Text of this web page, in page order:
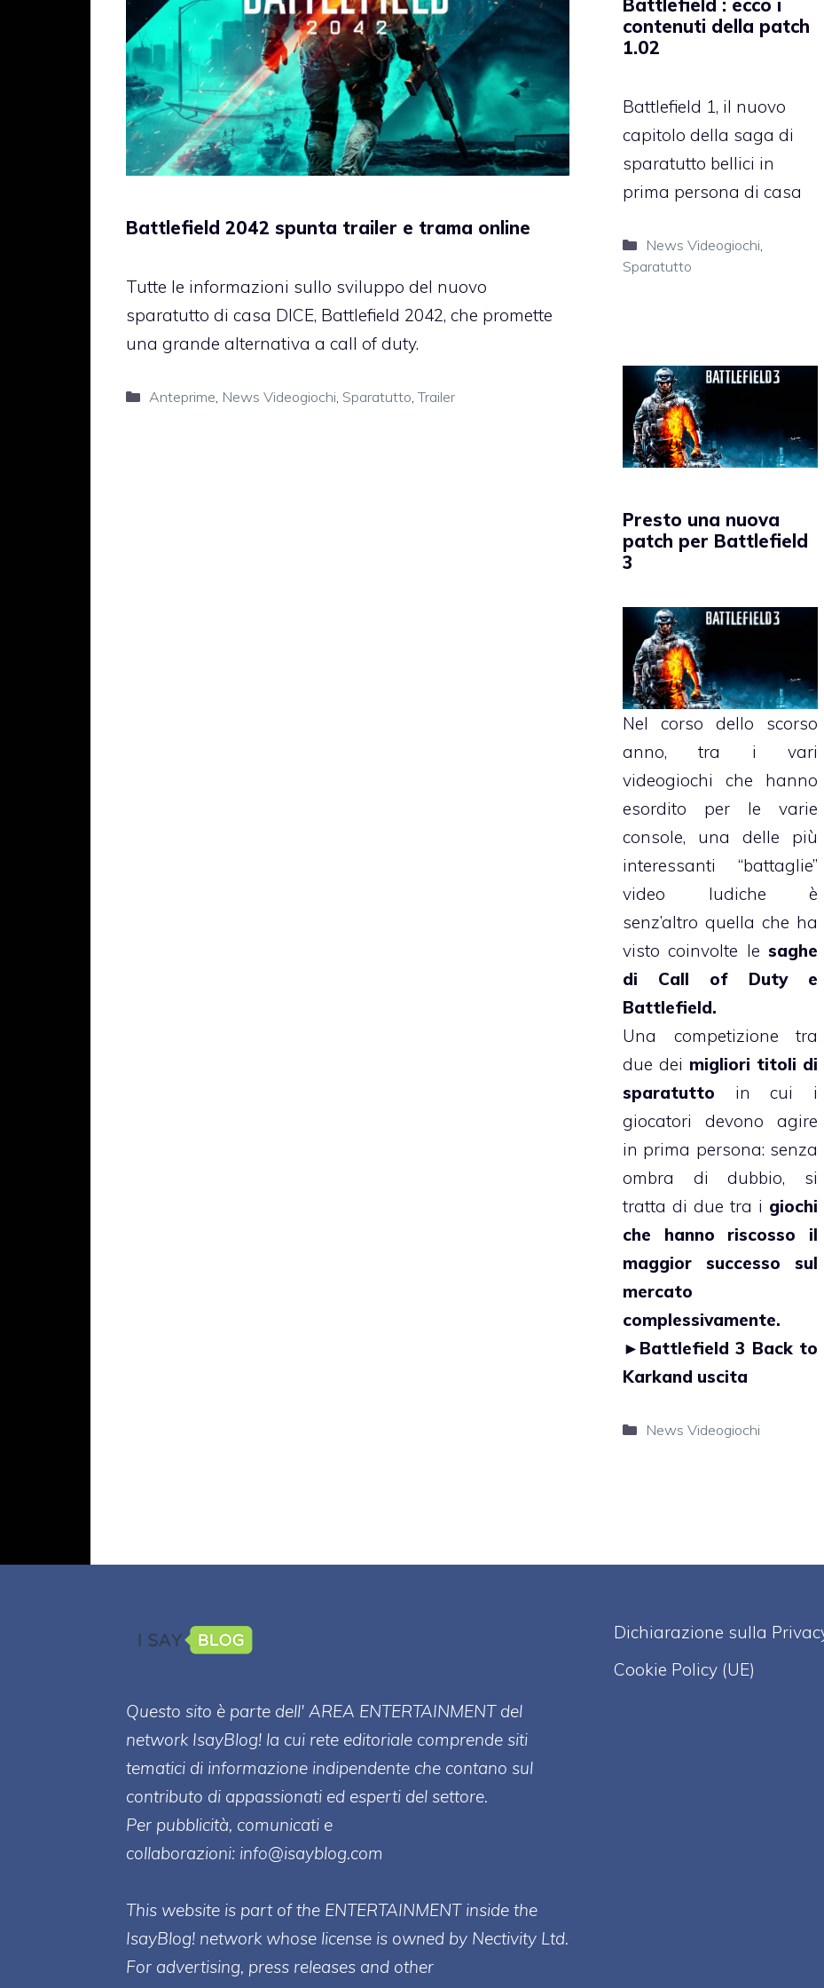
Battlefield 2042 spunta trailer e trama online
Tutte le informazioni sullo sviluppo del nuovo
sparatutto di casa DICE, Battlefield 2042, che promette
una grande alternativa a call of duty.
Categorie
Anteprime, News Videogiochi, Sparatutto,Trailer
Battlefield : ecco i
contenuti della patch
1.02
Battlefield 1, il nuovo
capitolo della saga di
sparatutto bellici in
prima persona di casa
Categorie
News Videogiochi
Sparatutto
Presto una nuova
patch per Battlefield
3
Nel corso dello scorso
anno, tra i vari
videogiochi che hanno
esordito per le varie
console, una delle più
interessanti “battaglie”
video ludiche è
senz’altro quella che ha
visto coinvolte le saghe
di Call of Duty e
Battlefield.
Una competizione tra
due dei migliori titoli di
sparatutto in cui i
giocatori devono agire
in prima persona: senza
ombra di dubbio, si
tratta di due tra i giochi
che hanno riscosso il
maggior successo sul
mercato
complessivamente.
► Battlefield 3 Back to
Karkand uscita
Categorie
News Videogiochi
Questo sito è parte dell' AREA ENTERTAINMENT del
network IsayBlog! la cui rete editoriale comprende siti
tematici di informazione indipendente che contano sul
contributo di appassionati ed esperti del settore.
Per pubblicità, comunicati e
collaborazioni: info@isayblog.com
This website is part of the ENTERTAINMENT inside the
IsayBlog! network whose license is owned by Nectivity Ltd.
For advertising, press releases and other
Dichiarazione sulla
Cookie Policy (UE)